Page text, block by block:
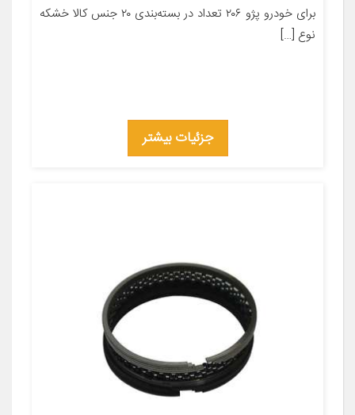
برای خودرو پژو ۲۰۶ تعداد در بسته‌بندی ۲۰ جنس کالا خشكه
نوع […]
جزئیات بیشتر